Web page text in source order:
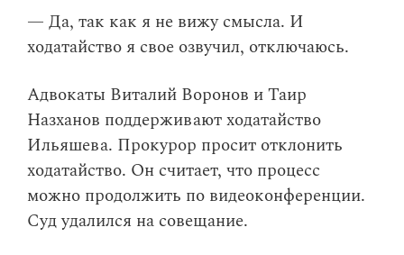
— Да, так как я не вижу смысла. И
ходатайство я свое озвучил, отключаюсь.
Адвокаты Виталий Воронов и Таир
Назханов поддерживают ходатайство
Ильяшева. Прокурор просит отклонить
ходатайство. Он считает, что процесс
можно продолжить по видеоконференции.
Суд удалился на совещание.